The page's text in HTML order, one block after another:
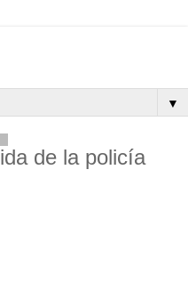
▼
de la policía